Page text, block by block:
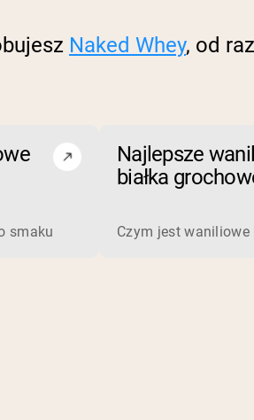
Naked Whey, od
high-quality protein that is
więc białko w proszku
smaku czekoladowym? Białko
Najlepsze
białka
Czym jest waniliowe